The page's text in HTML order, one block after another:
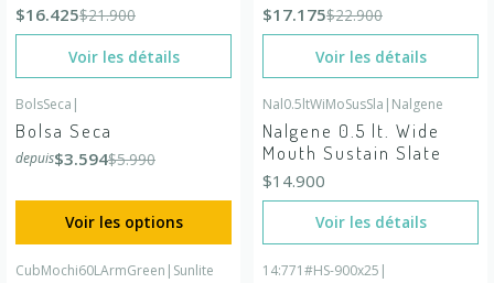
$16.425$21.900
Voir les détails
$17.175$22.900
Voir les détails
DÉSACTIVÉ
BolsSeca |
Bolsa Seca
depuis$3.594$5.990
Voir les options
En rupture de stock
Nal0.5ltWiMoSusSla | Nalgene
Nalgene 0.5 lt. Wide
Mouth Sustain Slate
$14.900
Voir les détails
CubMochi60LArmGreen | Sunlite 14:771#HS-900x25 |